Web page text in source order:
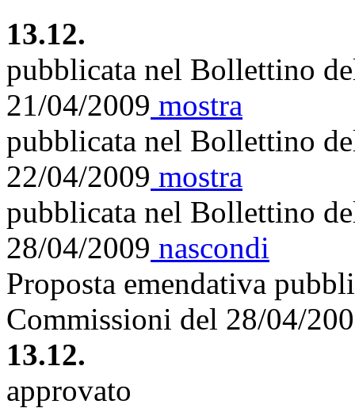
13.12.
pubblicata nel Bollettino
21/04/2009 mostra
pubblicata nel Bollettino
22/04/2009 mostra
pubblicata nel Bollettino
28/04/2009 nascondi
Proposta emendativa
Commissioni del 28/04/
13.12.
approvato